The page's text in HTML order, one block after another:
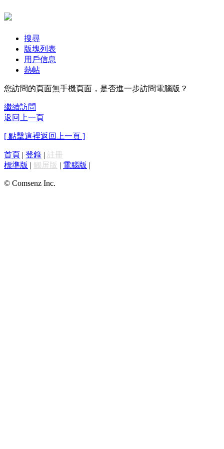
搜尋
版塊列表
用戶信息
熱帖
您訪問的頁面無手機頁面，是否進一步訪問電腦版？
繼續訪問
返回上一頁
[ 點擊這裡返回上一頁 ]
首頁 | 登錄 | 註冊
標準版 | 觸屏版 | 電腦版 |
© Comsenz Inc.